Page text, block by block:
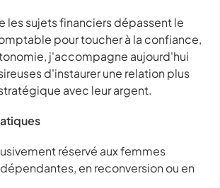
les sujets financiers dépassent le
pour toucher à la confiance,
j'accompagne aujourd'hui
d'instaurer une relation plus
avec leur argent.
réservé aux femmes
en reconversion ou en